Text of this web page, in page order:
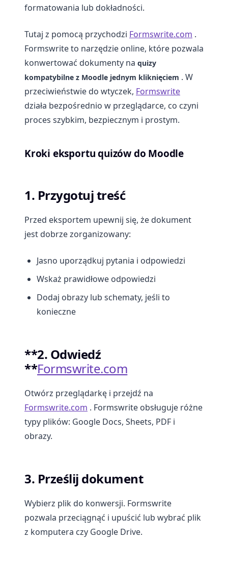
formatowania lub dokładności.
Tutaj z pomocą przychodzi Formswrite.com .
Formswrite to narzędzie online, które pozwala
konwertować dokumenty na quizy
kompatybilne z Moodle jednym kliknięciem . W
przeciwieństwie do wtyczek, Formswrite
działa bezpośrednio w przeglądarce, co czyni
proces szybkim, bezpiecznym i prostym.
Kroki eksportu quizów do Moodle
1. Przygotuj treść
Przed eksportem upewnij się, że dokument
jest dobrze zorganizowany:
Jasno uporządkuj pytania i odpowiedzi
Wskaż prawidłowe odpowiedzi
Dodaj obrazy lub schematy, jeśli to
konieczne
**2. Odwiedź
**Formswrite.com
Otwórz przeglądarkę i przejdź na
Formswrite.com . Formswrite obsługuje różne
typy plików: Google Docs, Sheets, PDF i
obrazy.
3. Prześlij dokument
Wybierz plik do konwersji. Formswrite
pozwala przeciągnąć i upuścić lub wybrać plik
z komputera czy Google Drive.